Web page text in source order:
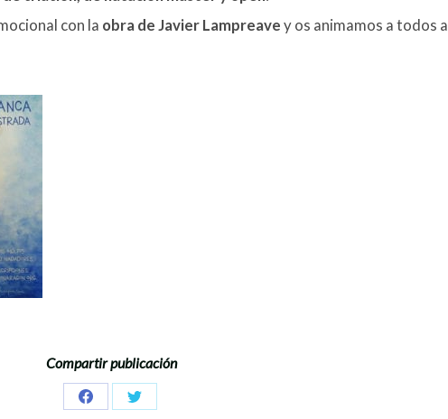
con la obra de Javier Lampreavey os animamos a todos a
Compartir publicación
Share
Share